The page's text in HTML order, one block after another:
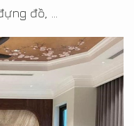
đồ, …